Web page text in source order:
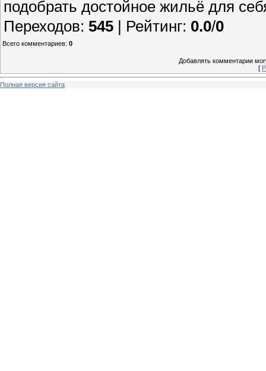
подобрать достойное жильё для
Переходов: 545 | Рейтинг: 0.0/0
Всего комментариев: 0
Добавлять комментарии
[
Полная версия сайта